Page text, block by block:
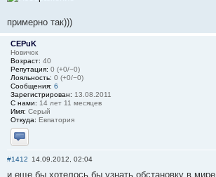
примерно так)))
CEPuK
Новичок
Возраст: 40
Репутация: 0 (+0/−0)
Лояльность: 0 (+0/−0)
Сообщения: 6
Зарегистрирован: 13.08.2011
С нами: 14 лет 11 месяцев
Имя: Серый
Откуда: Евпатория
Отправить личное сообщение
#1412 14.09.2012, 02:04
и еще бы хотелось бы узнать обстановку в